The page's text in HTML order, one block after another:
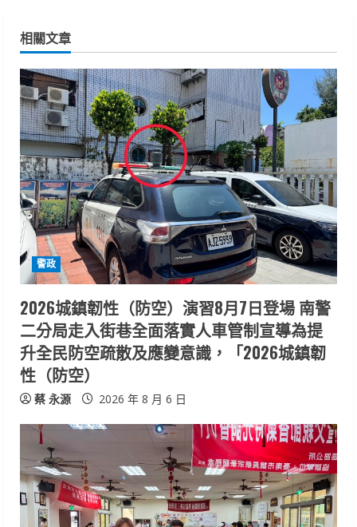
n
u
e
R
e
a
d
i
n
g
相關文章
警政
2026城鎮韌性（防空）演習8月7日登場 南警
二分局走入街巷全面落實人車管制宣導為提
升全民防空疏散及應變意識，「2026城鎮韌
性（防空）
蔡 永源 2026 年 8 月 6 日